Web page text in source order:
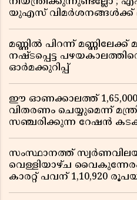
യുഎസ് വിമർശനങ്ങൾക്ക്
മണ്ണിൽ പിറന്ന്
നഷ്ടപ്പെട്ട
ഓർമക്കുറിപ്പ്
ഈ ഓണക്കാലത്ത്
വിതരണം ചെയ്യുമെന്ന്
സഞ്ചരിക്കുന്ന റേഷൻ
സംസ്ഥാനത്ത്
വെള്ളിയാഴ്ച വൈകുന്നേരം
കാരറ്റ് പവന് 1,10,920